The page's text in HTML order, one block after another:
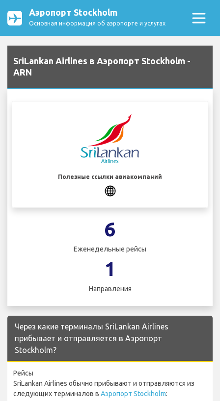
Аэропорт Stockholm
Основная информация об аэропорте и услугах
SriLankan Airlines в Аэропорт Stockholm -
ARN
Полезные ссылки авиакомпаний
6
Еженедельные рейсы
1
Направления
Через какие терминалы SriLankan Airlines
прибывает и отправляется в Аэропорт
Stockholm?
Рейсы
SriLankan Airlines обычно прибывают и отправляются из
следующих терминалов в Аэропорт Stockholm: